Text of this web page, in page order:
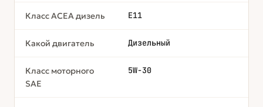
Класс ACEA дизель Е11
Какой двигатель Дизельный
Класс моторного
SAE
5W-30